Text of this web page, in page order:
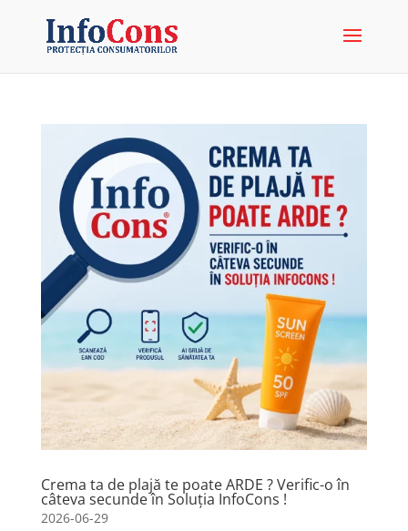
Crema ta de plajă te poate ARDE ? Verific-o în
câteva secunde în Soluția InfoCons !
2026-06-29